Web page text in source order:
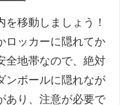
移動しましょう！
ロッカーに隠れてか
全地帯なので、絶対
ンボールに隠れなが
あり、注意が必要で